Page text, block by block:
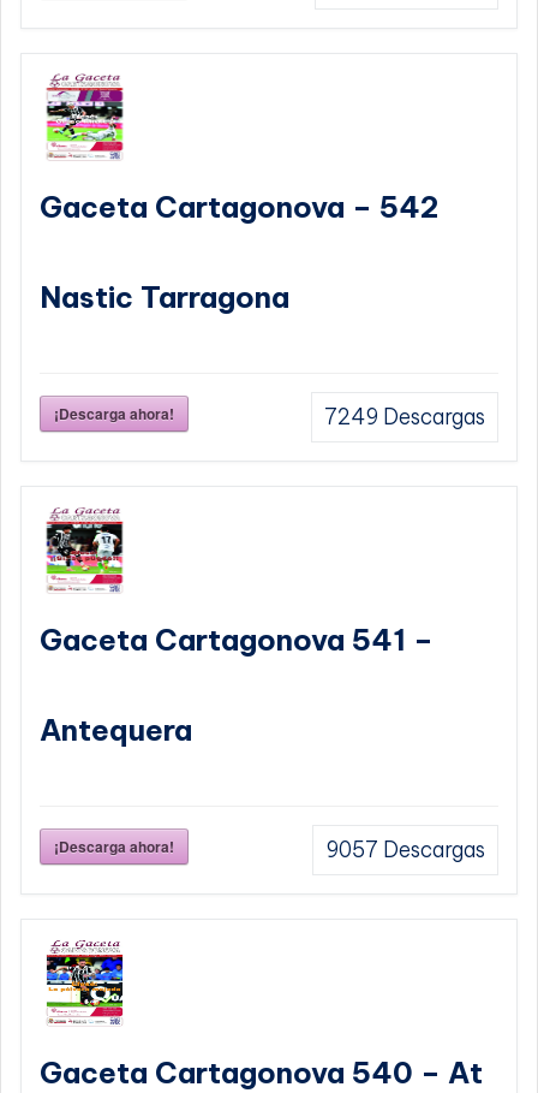
Gaceta Cartagonova – 542
Nastic Tarragona
¡Descarga ahora! 7249 Descargas
Gaceta Cartagonova 541 –
Antequera
¡Descarga ahora! 9057 Descargas
Gaceta Cartagonova 540 – At